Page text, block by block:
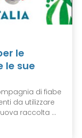
le
le sue
di fiabe
da utilizzare
raccolta ...